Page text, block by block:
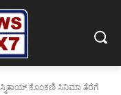
ಕೊಂಕಣಿ ಸಿನಿಮಾ ತೆರೆಗೆ